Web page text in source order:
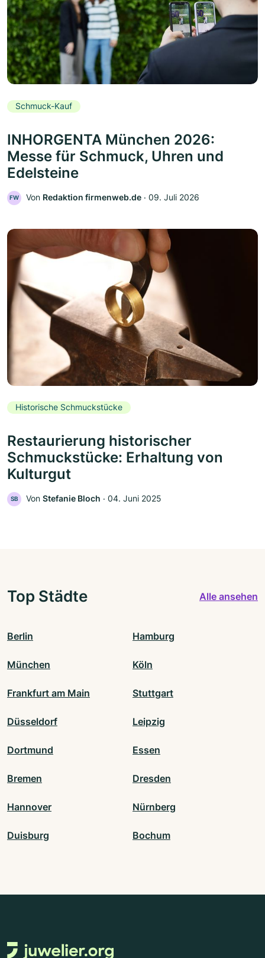
Schmuck-Kauf
INHORGENTA München 2026:
Messe für Schmuck, Uhren und
Edelsteine
FW Von Redaktion firmenweb.de ‧ 09. Juli 2026
Historische Schmuckstücke
Restaurierung historischer
Schmuckstücke: Erhaltung von
Kulturgut
SB Von Stefanie Bloch ‧ 04. Juni 2025
Top Städte Alle ansehen
Berlin Hamburg
München Köln
Frankfurt am Main Stuttgart
Düsseldorf Leipzig
Dortmund Essen
Bremen Dresden
Hannover Nürnberg
Duisburg Bochum